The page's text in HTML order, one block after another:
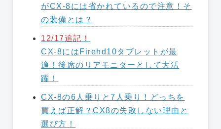
がCX-8には省かれているので注意！そ
の装備とは？
12/17追記！
CX-8にはFirehd10タブレットが最
適！後席のリアモニターとして大活
躍！
CX-8の6人乗りと7人乗り！どっちを
買えば正解？CX8の失敗しない理由と
選び方！